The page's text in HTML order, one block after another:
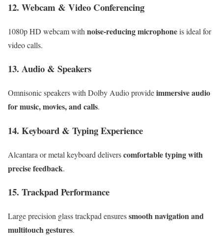
12. Webcam & Video Conferencing
1080p HD webcam with noise-reducing microphoneis ideal for
video calls.
13. Audio & Speakers
Omnisonic speakers with Dolby Audio provideimmersive audio
for music, movies, and calls.
14. Keyboard & Typing Experience
Alcantara or metal keyboard deliverscomfortable typing with
precise feedback.
15. Trackpad Performance
Large precision glass trackpad ensuressmooth navigation and
multitouch gestures.